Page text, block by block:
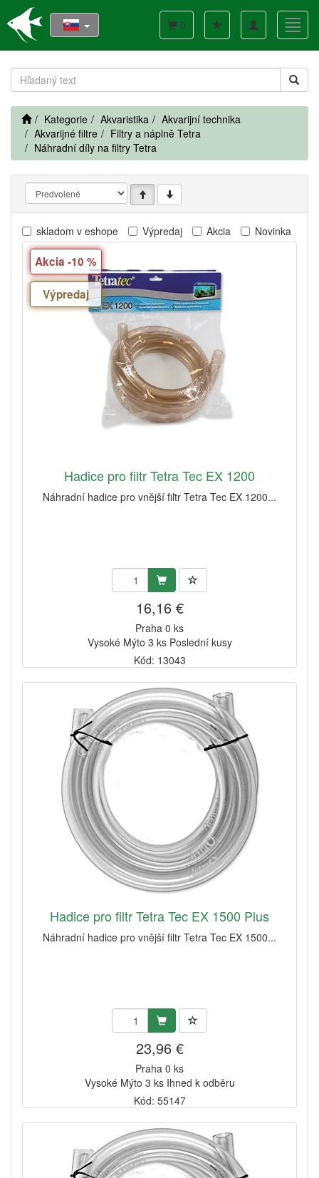
Toggle
navigation
0
Kategorie Akvaristika
Akvarijní technika
Akvarijné filtre
Filtry a náplně Tetra
Náhradní díly na filtry Tetra
skladom v eshope Výpredaj Akcia Novinka
Akcia -10 %
Výpredaj
Hadice pro filtr Tetra Tec EX 1200
Náhradní hadice pro vnější filtr Tetra Tec EX 1200...
16,16 €
Praha 0 ks
Vysoké Mýto 3 ks Poslední kusy
Kód: 13043
Hadice pro filtr Tetra Tec EX 1500 Plus
Náhradní hadice pro vnější filtr Tetra Tec EX 1500...
23,96 €
Praha 0 ks
Vysoké Mýto 3 ks Ihned k odběru
Kód: 55147